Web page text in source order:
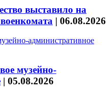
выставило на
| 06.08.2026
музейно-
| 05.08.2026